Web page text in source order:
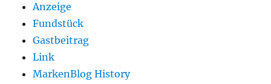
Anzeige
Fundstück
Gastbeitrag
Link
MarkenBlog History